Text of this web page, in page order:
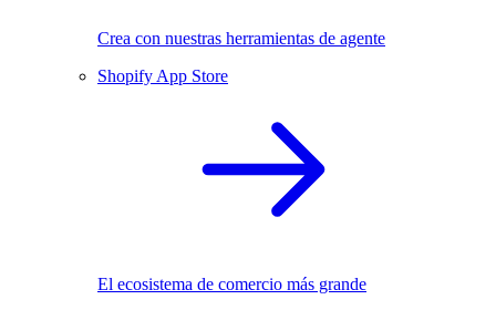
Crea con nuestras herramientas de agente
Shopify App Store
El ecosistema de comercio más grande